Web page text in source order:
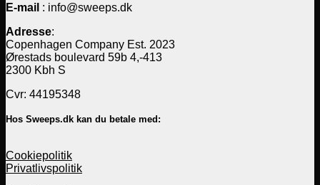
E-mail : info@sweeps.dk
Adresse:
Copenhagen Company Est. 2023
Ørestads boulevard 59b 4,-413
2300 Kbh S
Cvr: 44195348
Hos Sweeps.dk kan du betale med:
Cookiepolitik
Privatlivspolitik